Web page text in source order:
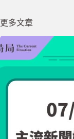
更多文章